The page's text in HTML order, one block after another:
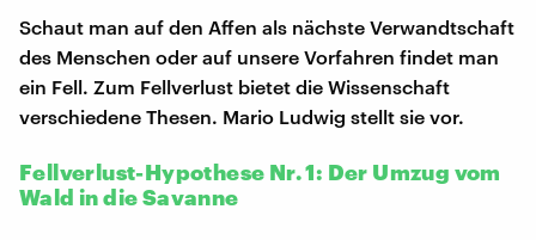
Schaut man auf den Affen als nächste Verwandtschaft
des Menschen oder auf unsere Vorfahren findet man
ein Fell. Zum Fellverlust bietet die Wissenschaft
verschiedene Thesen. Mario Ludwig stellt sie vor.
Fellverlust-Hypothese Nr. 1: Der Umzug vom
Wald in die Savanne